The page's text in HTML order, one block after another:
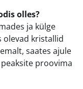
olles?
ja külge
olevad kristallid
saates ajule
proovima